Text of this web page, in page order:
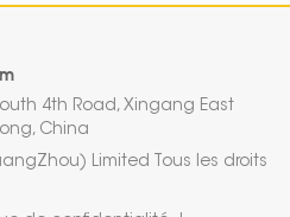
4th Road, Xingang East
China
Limited Tous les droits